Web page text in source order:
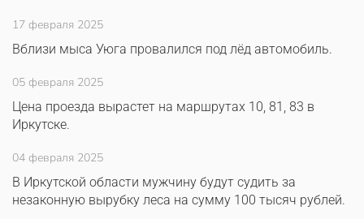
17 февраля 2025
Вблизи мыса Уюга провалился под лёд автомобиль.
05 февраля 2025
Цена проезда вырастет на маршрутах 10, 81, 83 в
Иркутске.
04 февраля 2025
В Иркутской области мужчину будут судить за
незаконную вырубку леса на сумму 100 тысяч рублей.